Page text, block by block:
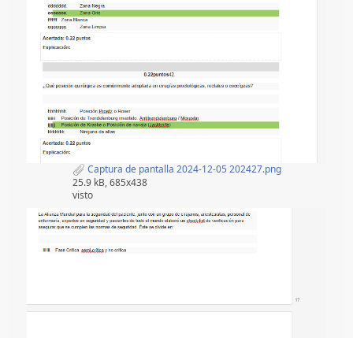
Captura de pantalla 2024-12-05 202427.png
25.9 kB, 685x438
visto